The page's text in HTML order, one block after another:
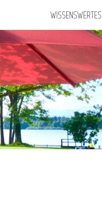
WISSENSWERTES